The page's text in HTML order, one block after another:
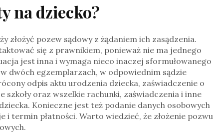
na dziecko?
złożyć pozew sądowy z żądaniem ich zasądzenia.
się z prawnikiem, ponieważ nie ma jednego
jest inna i wymaga nieco inaczej sformułowanego
dwóch egzemplarzach, w odpowiednim sądzie
odpis aktu urodzenia dziecka, zaświadczenie o
szkoły oraz wszelkie rachunki, zaświadczenia i inne
Konieczne jest też podanie danych osobowych
i termin płatności. Warto wiedzieć, że złożenie pozwu